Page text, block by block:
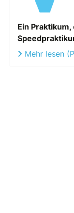
Ein
Mehr lesen